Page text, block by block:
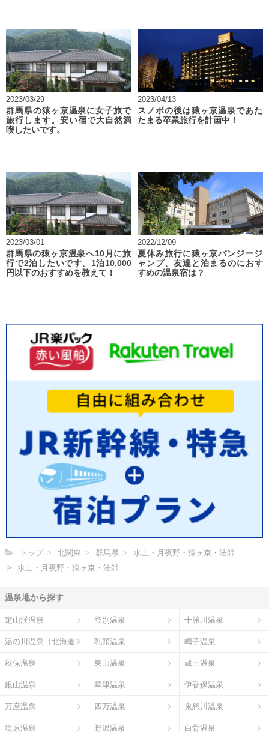
2023/03/29
群馬県の猿ヶ京温泉に女子旅で
旅行します。安い宿で大自然満
喫したいです。
2023/04/13
スノボの後は猿ヶ京温泉であた
たまる卒業旅行を計画中！
2023/03/01
群馬県の猿ヶ京温泉へ10月に旅
行で2泊したいです。1泊10,000
円以下のおすすめを教えて！
2022/12/09
夏休み旅行に猿ヶ京バンジージ
ャンプ、友達と泊まるのにおす
すめの温泉宿は？
トップ 北関東 群馬県
水上・月夜野・猿ヶ京・法師
水上・月夜野・猿ヶ京・法師
温泉地から探す
定山渓温泉 登別温泉 十勝川温泉
湯の川温泉（北海道） 乳頭温泉 鳴子温泉
秋保温泉 東山温泉 蔵王温泉
銀山温泉 草津温泉 伊香保温泉
万座温泉 四万温泉 鬼怒川温泉
塩原温泉 野沢温泉 白骨温泉